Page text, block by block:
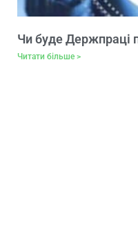
Чи буде Держпраці
Читати більше >